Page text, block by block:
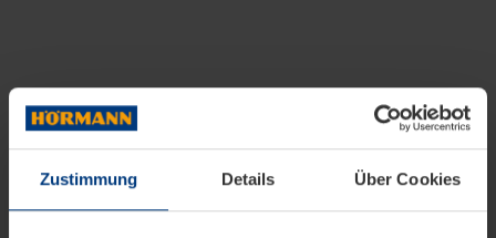
Zustimmung Details Über Cookies